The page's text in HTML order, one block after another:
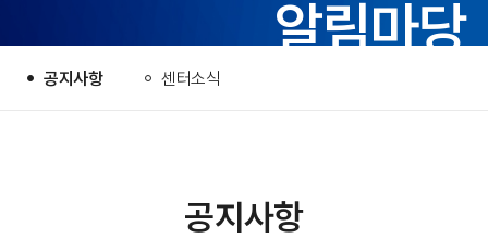
알림마당
공지사항 센터소식
공지사항